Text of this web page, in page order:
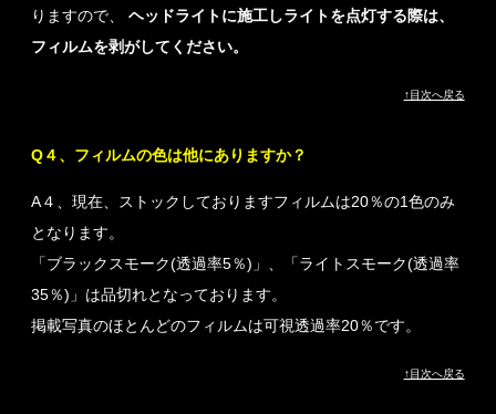
りますので、ヘッドライトに施工しライトを点灯する際は、
フィルムを剥がしてください。
↑目次へ戻る
Q４、フィルムの色は他にありますか？
A４、現在、ストックしておりますフィルムは20％の1色のみ
となります。
「ブラックスモーク(透過率5％)」、「ライトスモーク(透過率
35％)」は品切れとなっております。
掲載写真のほとんどのフィルムは可視透過率20％です。
↑目次へ戻る